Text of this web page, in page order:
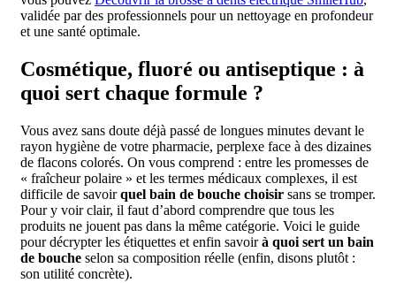
validée par des professionnels pour un nettoyage en profondeur
et une santé optimale.
Cosmétique, fluoré ou antiseptique : à
quoi sert chaque formule ?
Vous avez sans doute déjà passé de longues minutes devant le
rayon hygiène de votre pharmacie, perplexe face à des dizaines
de flacons colorés. On vous comprend : entre les promesses de
« fraîcheur polaire » et les termes médicaux complexes, il est
difficile de savoirquel bain de bouche choisir sans se tromper.
Pour y voir clair, il faut d’abord comprendre que tous les
produits ne jouent pas dans la même catégorie. Voici le guide
pour décrypter les étiquettes et enfin savoirà quoi sert un bain
de bouche selon sa composition réelle (enfin, disons plutôt :
son utilité concrète).